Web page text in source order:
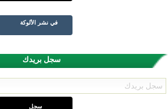
في نشر الألوكة
سجل بريدك